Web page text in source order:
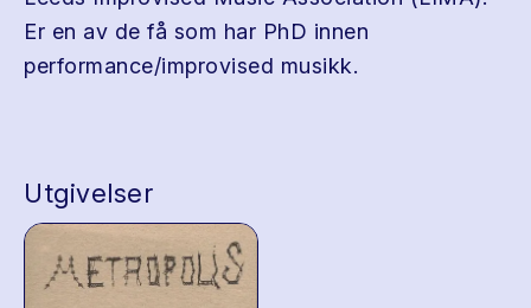
Er en av de få som har PhD innen
performance/improvised musikk.
Utgivelser